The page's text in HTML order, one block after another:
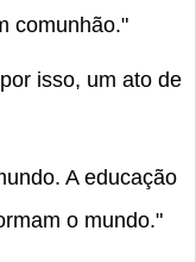
comunhão."
isso, um ato de
A educação
o mundo."